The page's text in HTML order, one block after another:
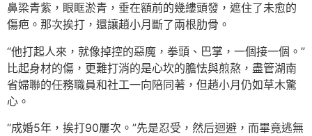
鼻梁青紫，眼眶淤青，垂在額前的幾縷頭發，遮住了未愈的
傷疤。那次挨打，還讓趙小月斷了兩根肋骨。
“他打起人來，就像掉控的惡魔，拳頭、巴掌，一個接一個。”
比起身材的傷，更難打消的是心坎的膽怯與煎熬，盡管湖南
省婦聯的任務職員和社工一向陪同著，但趙小月仍如草木驚
心。
“成婚5年，挨打90屢次。”先是忍受，然后迴避，而畢竟逃無